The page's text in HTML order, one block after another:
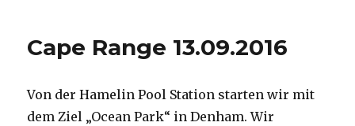
Cape Range 13.09.2016
Von der Hamelin Pool Station starten wir mit
dem Ziel „Ocean Park“ in Denham. Wir